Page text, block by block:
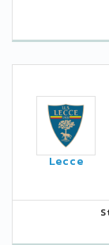
Lecce